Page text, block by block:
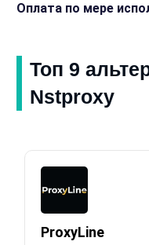
Оплата по мере
Топ 9
Nstproxy
ProxyLine